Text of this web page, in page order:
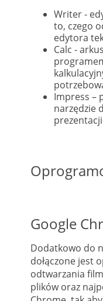
Writer -
to, czego
edytora
Calc -
Impress –
narzędzie
Google
Dodatkowo do
dołączone jest
odtwarzania
plików oraz